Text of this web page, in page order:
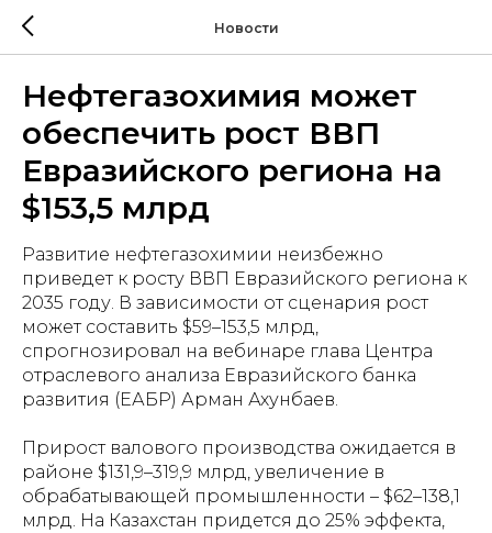
Новости
Нефтегазохимия может
обеспечить рост ВВП
Евразийского региона на
$153,5 млрд
Развитие нефтегазохимии неизбежно
приведет к росту ВВП Евразийского региона к
2035 году. В зависимости от сценария рост
может составить $59–153,5 млрд,
спрогнозировал на вебинаре глава Центра
отраслевого анализа Евразийского банка
развития (ЕАБР) Арман Ахунбаев.
Прирост валового производства ожидается в
районе $131,9–319,9 млрд, увеличение в
обрабатывающей промышленности – $62–138,1
млрд. На Казахстан придется до 25% эффекта,